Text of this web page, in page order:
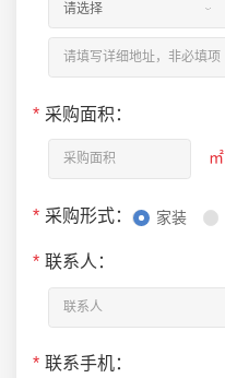
* 采购面积：
㎡
* 采购形式： 家装
* 联系人：
* 联系手机：